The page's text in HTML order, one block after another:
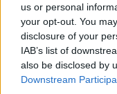
us or personal
your opt-out. You
disclosure of your
IAB’s list of
also be disclosed by
Downstream
Partikelutsläppen
utan också från